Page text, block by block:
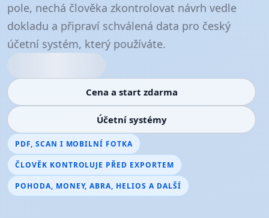
pole, nechá člověka zkontrolovat návrh vedle
dokladu a připraví schválená data pro český
účetní systém, který používáte.
Cena a start zdarma
Účetní systémy
PDF, SCAN I MOBILNÍ FOTKA
ČLOVĚK KONTROLUJE PŘED EXPORTEM
POHODA, MONEY, ABRA, HELIOS A DALŠÍ